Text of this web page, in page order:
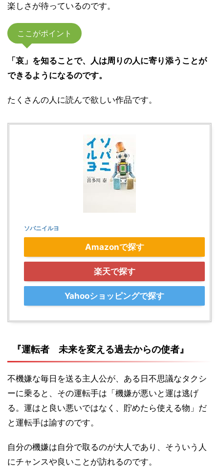
楽しさが待っているのです。
ここがポイント
「哀」を知ることで、人は周りの人に寄り添うことが
できるようになるのです。
たくさんの人に読んで欲しい作品です。
ソバニイルヨ
Amazonで探す
楽天で探す
Yahooショッピングで探す
『運転者 未来を変える過去からの使者』
不機嫌な毎日を送る主人公が、ある日不思議なタクシ
ーに乗ると、その運転手は「機嫌が悪いと運は逃げ
る。運はと良い悪いではなく、貯めたら使える物」だ
と運転手は諭すのです。
自分の機嫌は自分で取るのが大人であり、そういう人
にチャンスや良いことが訪れるのです。